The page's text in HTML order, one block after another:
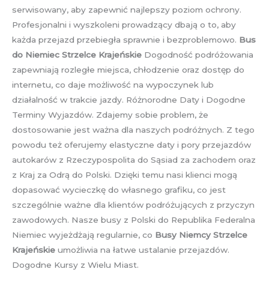
serwisowany, aby zapewnić najlepszy poziom ochrony.
Profesjonalni i wyszkoleni prowadzący dbają o to, aby
każda przejazd przebiegła sprawnie i bezproblemowo. Bus
do Niemiec Strzelce Krajeńskie Dogodność podróżowania
zapewniają rozległe miejsca, chłodzenie oraz dostęp do
internetu, co daje możliwość na wypoczynek lub
działalność w trakcie jazdy. Różnorodne Daty i Dogodne
Terminy Wyjazdów. Zdajemy sobie problem, że
dostosowanie jest ważna dla naszych podróżnych. Z tego
powodu też oferujemy elastyczne daty i pory przejazdów
autokarów z Rzeczypospolita do Sąsiad za zachodem oraz
z Kraj za Odrą do Polski. Dzięki temu nasi klienci mogą
dopasować wycieczkę do własnego grafiku, co jest
szczególnie ważne dla klientów podróżujących z przyczyn
zawodowych. Nasze busy z Polski do Republika Federalna
Niemiec wyjeżdżają regularnie, co Busy Niemcy Strzelce
Krajeńskie umożliwia na łatwe ustalanie przejazdów.
Dogodne Kursy z Wielu Miast.